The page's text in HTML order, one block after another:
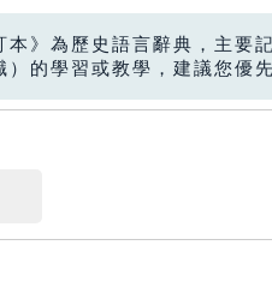
本》為歷史語言辭典，主
）的學習或教學，建議您優